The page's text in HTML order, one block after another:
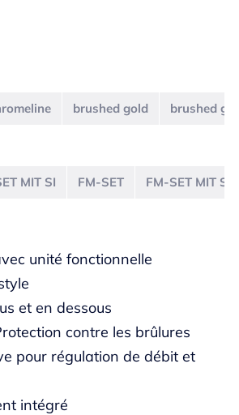
unité fonctionnelle
et en dessous
contre les brûlures
pour régulation de débit et
intégré
brushed gold brushed
MIT SI FM-SET FM-SET MIT SI